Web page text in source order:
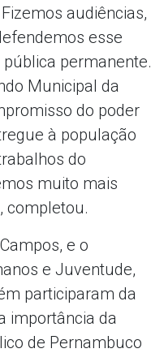
audiências,
esse
permanente.
Municipal da
do poder
à população
do
muito mais
completou.
e o
e Juventude,
participaram da
importância da
de Pernambuco